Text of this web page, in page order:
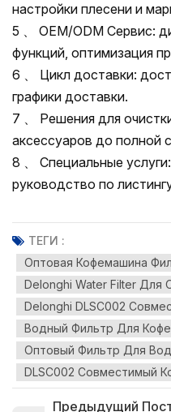
настройки плесени и
5 、 OEM/ODM Сервис:
функций, оптимизация
6 、 Цикл доставки:
графики доставки.
7 、 Решения для
аксессуаров до полной
8 、 Специальные
руководство по
ТЕГИ :
Оптовая Кофемашина
Delonghi Water Filter Для
Delonghi DLSC002
Водный Фильтр Для
Оптовый Фильтр Для
DLSC002 Совместимый
Предыдущий